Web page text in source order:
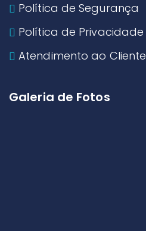
Política de Segurança
Política de Privacidade
Atendimento ao Cliente
Galeria de Fotos